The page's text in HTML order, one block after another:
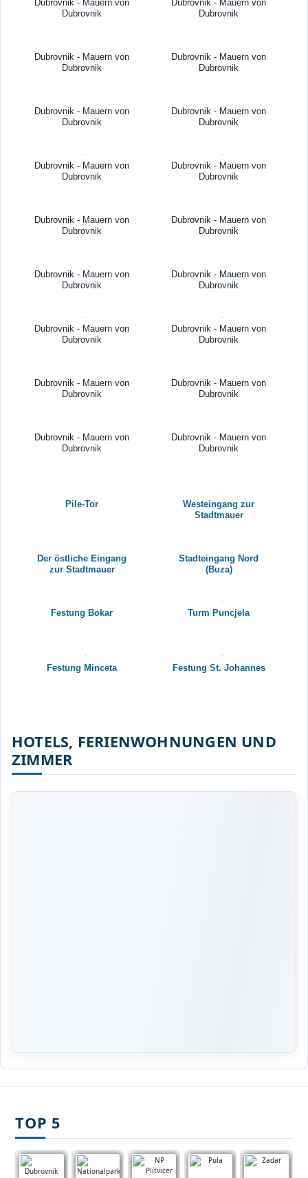
Dubrovnik - Mauern von
Dubrovnik
Dubrovnik - Mauern von
Dubrovnik
Dubrovnik - Mauern von
Dubrovnik
Dubrovnik - Mauern von
Dubrovnik
Dubrovnik - Mauern von
Dubrovnik
Dubrovnik - Mauern von
Dubrovnik
Dubrovnik - Mauern von
Dubrovnik
Dubrovnik - Mauern von
Dubrovnik
Dubrovnik - Mauern von
Dubrovnik
Dubrovnik - Mauern von
Dubrovnik
Dubrovnik - Mauern von
Dubrovnik
Dubrovnik - Mauern von
Dubrovnik
Dubrovnik - Mauern von
Dubrovnik
Dubrovnik - Mauern von
Dubrovnik
Dubrovnik - Mauern von
Dubrovnik
Dubrovnik - Mauern von
Dubrovnik
Dubrovnik - Mauern von
Dubrovnik
Dubrovnik - Mauern von
Dubrovnik
Pile-Tor
Westeingang zur
Stadtmauer
Der östliche Eingang
zur Stadtmauer
Stadteingang Nord
(Buza)
Festung Bokar Turm Puncjela
Festung Minceta Festung St. Johannes
HOTELS, FERIENWOHNUNGEN UND
ZIMMER
TOP 5